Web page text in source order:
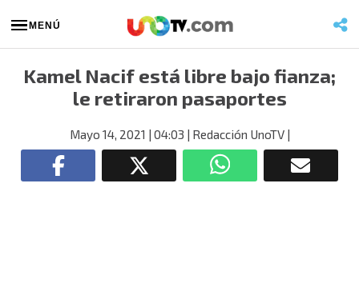
MENÚ
Kamel Nacif está libre bajo fianza;
le retiraron pasaportes
Mayo 14, 2021 | 04:03 | Redacción UnoTV|